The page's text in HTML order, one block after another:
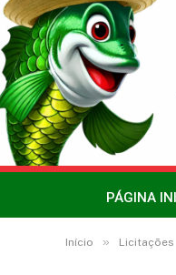
PÁGINA
Início » Licitações